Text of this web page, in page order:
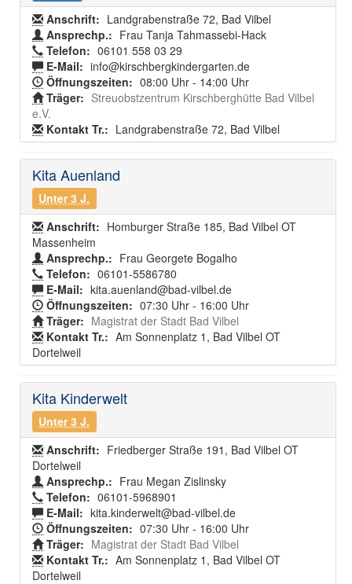
Anschrift: Landgrabenstraße 72, Bad Vilbel
Ansprechp.: Frau Tanja Tahmassebi-Hack
Telefon: 06101 558 03 29
E-Mail: info@kirschbergkindergarten.de
Öffnungszeiten: 08:00 Uhr - 14:00 Uhr
Träger: Streuobstzentrum Kirschberghütte Bad Vilbel
e.V.
Kontakt Tr.: Landgrabenstraße 72, Bad Vilbel
Kita Auenland
Unter 3 J.
Anschrift: Homburger Straße 185, Bad Vilbel OT
Massenheim
Ansprechp.: Frau Georgete Bogalho
Telefon: 06101-5586780
E-Mail: kita.auenland@bad-vilbel.de
Öffnungszeiten: 07:30 Uhr - 16:00 Uhr
Träger: Magistrat der Stadt Bad Vilbel
Kontakt Tr.: Am Sonnenplatz 1, Bad Vilbel OT
Dortelweil
Kita Kinderwelt
Unter 3 J.
Anschrift: Friedberger Straße 191, Bad Vilbel OT
Dortelweil
Ansprechp.: Frau Megan Zislinsky
Telefon: 06101-5968901
E-Mail: kita.kinderwelt@bad-vilbel.de
Öffnungszeiten: 07:30 Uhr - 16:00 Uhr
Träger: Magistrat der Stadt Bad Vilbel
Kontakt Tr.: Am Sonnenplatz 1, Bad Vilbel OT
Dortelweil